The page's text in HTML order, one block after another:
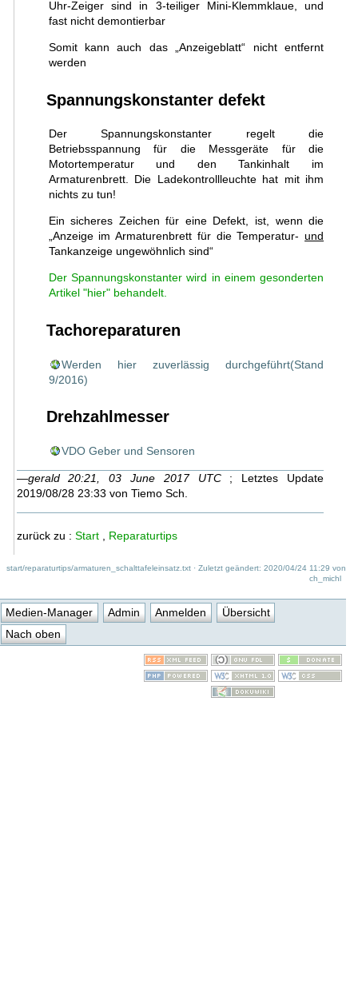
Uhr-Zeiger sind in 3-teiliger Mini-Klemmklaue, und
fast nicht demontierbar
Somit kann auch das „Anzeigeblatt“ nicht entfernt
werden
Spannungskonstanter defekt
Der Spannungskonstanter regelt die
Betriebsspannung für die Messgeräte für die
Motortemperatur und den Tankinhalt im
Armaturenbrett. Die Ladekontrollleuchte hat mit ihm
nichts zu tun!
Ein sicheres Zeichen für eine Defekt, ist, wenn die
„Anzeige im Armaturenbrett für die Temperatur-und
Tankanzeige ungewöhnlich sind“
Der Spannungskonstanter wird in einem gesonderten
Artikel "hier" behandelt.
Tachoreparaturen
Werden hier zuverlässig durchgeführt(Stand
9/2016)
Drehzahlmesser
VDO Geber und Sensoren
—gerald 20:21, 03 June 2017 UTC; Letztes Update
2019/08/28 23:33 von Tiemo Sch.
zurück zu : Start, Reparaturtips
start/reparaturtips/armaturen_schalttafeleinsatz.txt · Zuletzt geändert: 2020/04/24 11:29 von
ch_michl
Medien-Manager Admin Anmelden
Übersicht
Nach oben